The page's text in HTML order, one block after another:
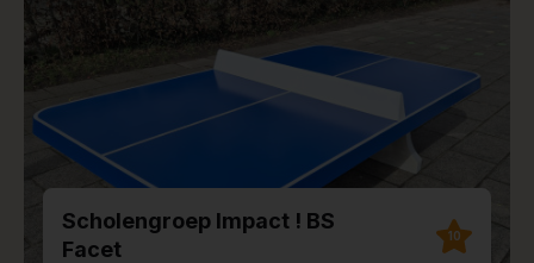
Scholengroep Impact ! BS
Facet
10